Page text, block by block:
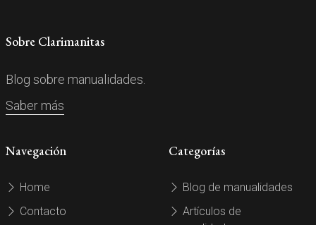
Sobre Clarimanitas
Blog sobre manualidades.
Saber más
Navegación
Home
Contacto
Categorías
Blog de manualidades
Artículos de